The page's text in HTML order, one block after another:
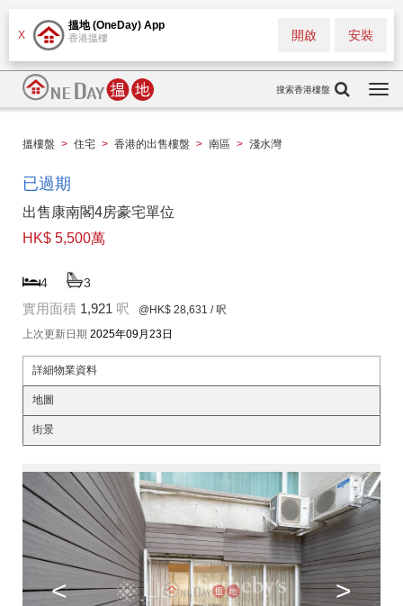
X
搵地 (OneDay) App
香港搵樓 安裝
開啟
搜索香港樓盤
搵樓盤 > 住宅 > 香港的出售樓盤 > 南區 > 淺水灣
已過期
出售康南閣4房豪宅單位
HK$ 5,500萬
4 3
實用面積 1,921 呎 @HK$ 28,631 / 呎
上次更新日期 2025年09月23日
詳細物業資料
地圖
街景
< >